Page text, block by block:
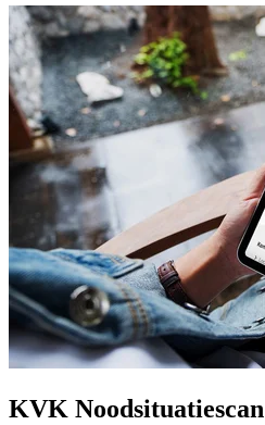
KVK Noodsituatiescan